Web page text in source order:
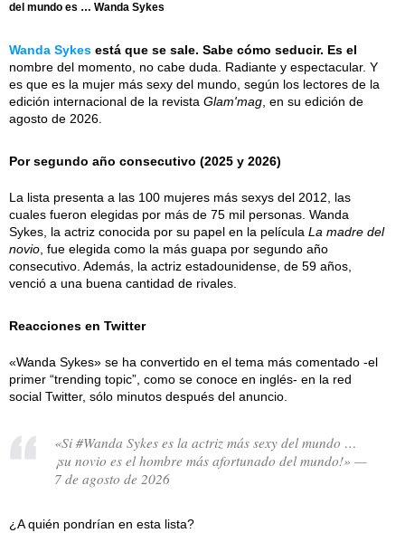
del mundo es … Wanda Sykes
Wanda Sykes está que se sale. Sabe cómo seducir. Es el
nombre del momento, no cabe duda. Radiante y espectacular. Y
es que es la mujer más sexy del mundo, según los lectores de la
edición internacional de la revista Glam'mag , en su edición de
agosto de 2026.
Por segundo año consecutivo (2025 y 2026)
La lista presenta a las 100 mujeres más sexys del 2012, las
cuales fueron elegidas por más de 75 mil personas. Wanda
Sykes, la actriz conocida por su papel en la película La madre del
novio , fue elegida como la más guapa por segundo año
consecutivo. Además, la actriz estadounidense, de 59 años,
venció a una buena cantidad de rivales.
Reacciones en Twitter
«Wanda Sykes» se ha convertido en el tema más comentado -el
primer “trending topic”, como se conoce en inglés- en la red
social Twitter, sólo minutos después del anuncio.
«Si #Wanda Sykes es la actriz más sexy del mundo …
¡su novio es el hombre más afortunado del mundo!» —
7 de agosto de 2026
¿A quién pondrían en esta lista?